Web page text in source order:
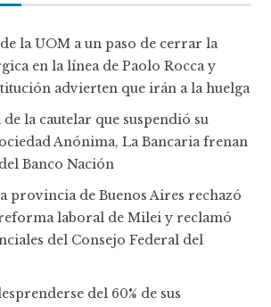
la UOM a un paso de cerrar la
en la línea de Paolo Rocca y
advierten que irán a la huelga
la cautelar que suspendió su
Anónima, La Bancaria frenan
Banco Nación
provincia de Buenos Aires rechazó
laboral de Milei y reclamó
del Consejo Federal del
del 60% de sus